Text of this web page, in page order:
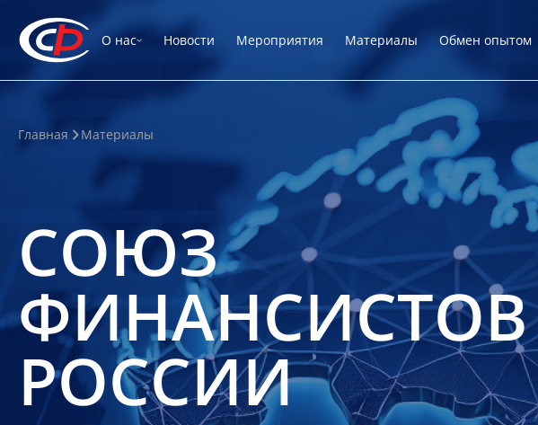
О нас Новости Мероприятия Материалы Обмен опытом
Главная Материалы
СОЮЗ
ФИНАНСИСТОВ
РОССИИ